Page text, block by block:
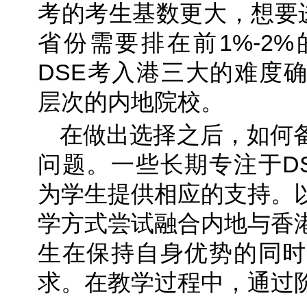
考的考生基数更大，想
省份需要排在前1%-
DSE考入港三大的难度
层次的内地院校。
在做出选择之后，如何
问题。一些长期专注于
为学生提供相应的支持。
学方式尝试融合内地与香
生在保持自身优势的同
求。在教学过程中，通过